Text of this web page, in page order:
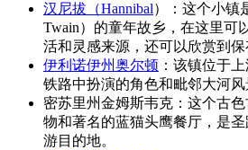
汉尼拔（Hannibal）：这个小镇
Twain）的童年故乡，在这里可
活和灵感来源，还可以欣赏到保
伊利诺伊州奥尔顿 ：该镇位于
铁路中扮演的角色和毗邻大河风
密苏里州金姆斯韦克：这个古
物和著名的蓝猫头鹰餐厅，是
游目的地。